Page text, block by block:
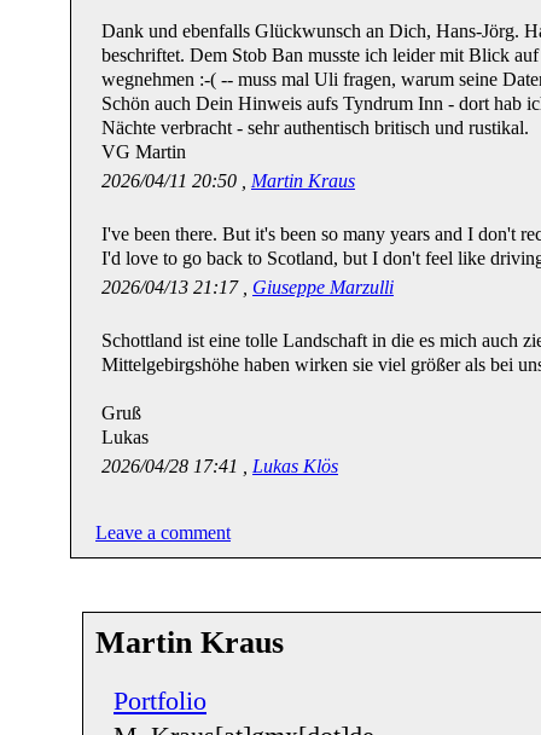
Dank und ebenfalls Glückwunsch an Dich, Hans-Jörg.
beschriftet. Dem Stob Ban musste ich leider mit Blick
wegnehmen :-( -- muss mal Uli fragen, warum seine
Schön auch Dein Hinweis aufs Tyndrum Inn - dort hab
Nächte verbracht - sehr authentisch britisch und rustikal.
VG Martin
2026/04/11 20:50 , Martin Kraus
I've been there. But it's been so many years and I don't
I'd love to go back to Scotland, but I don't feel like
2026/04/13 21:17 , Giuseppe Marzulli
Schottland ist eine tolle Landschaft in die es mich auch
Mittelgebirgshöhe haben wirken sie viel größer als bei
Gruß
Lukas
2026/04/28 17:41 , Lukas Klös
Leave a comment
Martin Kraus
Portfolio